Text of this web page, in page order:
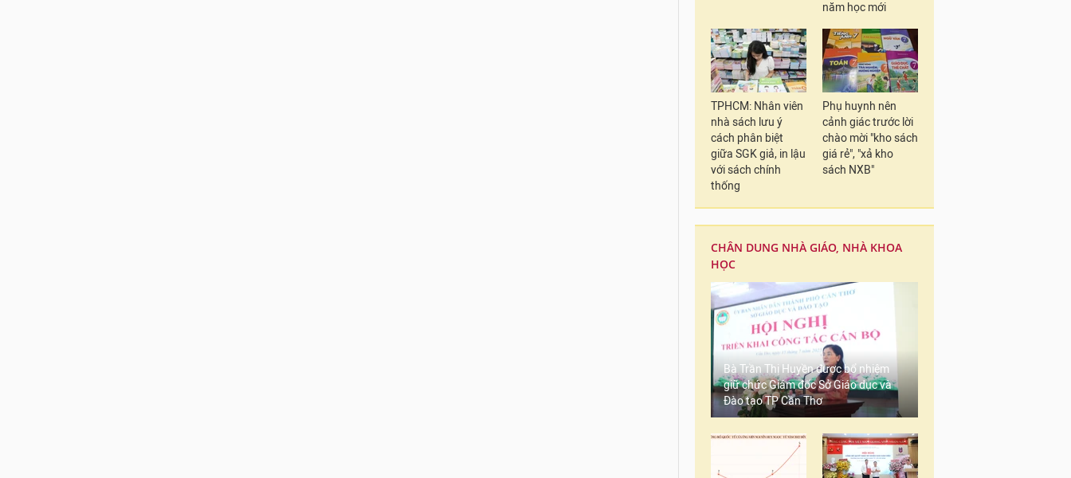
năm học mới
TPHCM: Nhân viên
nhà sách lưu ý
cách phân biệt
giữa SGK giả, in lậu
với sách chính
thống
Phụ huynh nên
cảnh giác trước lời
chào mời "kho sách
giá rẻ", "xả kho
sách NXB"
CHÂN DUNG NHÀ GIÁO, NHÀ KHOA
HỌC
Bà Trần Thị Huyền được bổ nhiệm
giữ chức Giám đốc Sở Giáo dục và
Đào tạo TP Cần Thơ